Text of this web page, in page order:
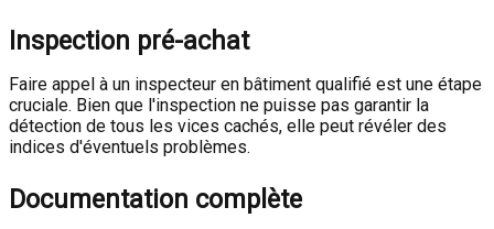
Inspection pré-achat
Faire appel à un inspecteur en bâtiment qualifié est une étape
cruciale. Bien que l'inspection ne puisse pas garantir la
détection de tous les vices cachés, elle peut révéler des
indices d'éventuels problèmes.
Documentation complète